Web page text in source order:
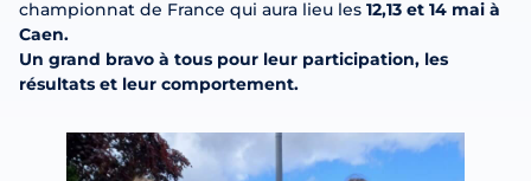
championnat de France qui aura lieu les 12,13 et 14 mai à
Caen.
Un grand bravo à tous pour leur participation, les
résultats et leur comportement.